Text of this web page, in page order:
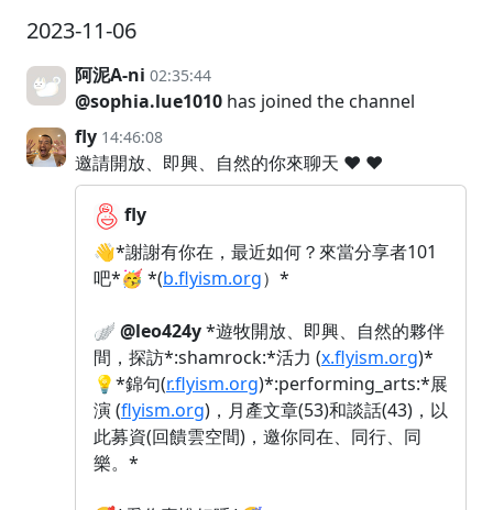
2023-11-06
阿泥A-ni 02:35:44
@sophia.lue1010 has joined the channel
fly 14:46:08
邀請開放、即興、自然的你來聊天 ❤️ ❤️
fly
👋*謝謝有你在，最近如何？來當分享者101
吧*🥳 *(b.flyism.org）*
🪽 @leo424y*遊牧開放、即興、自然的夥伴
間，探訪*:shamrock:*活力 (x.flyism.org)*
💡*錦句(r.flyism.org)*:performing_arts:*展
演 (flyism.org)，月產文章(53)和談話(43)，以
此募資(回饋雲空間)，邀你同在、同行、同
樂。*